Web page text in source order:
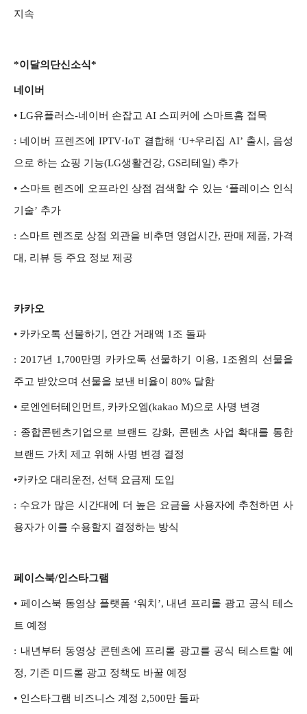
지속
*이달의단신소식*
네이버
• LG유플러스-네이버 손잡고 AI 스피커에 스마트홈 접목
: 네이버 프렌즈에 IPTV·IoT 결합해 ‘U+우리집 AI’ 출시, 음성
으로 하는 쇼핑 기능(LG생활건강, GS리테일) 추가
• 스마트 렌즈에 오프라인 상점 검색할 수 있는 ‘플레이스 인식
기술’ 추가
: 스마트 렌즈로 상점 외관을 비추면 영업시간, 판매 제품, 가격
대, 리뷰 등 주요 정보 제공
카카오
• 카카오톡 선물하기, 연간 거래액 1조 돌파
: 2017년 1,700만명 카카오톡 선물하기 이용, 1조원의 선물을
주고 받았으며 선물을 보낸 비율이 80% 달함
• 로엔엔터테인먼트, 카카오엠(kakao M)으로 사명 변경
: 종합콘텐츠기업으로 브랜드 강화, 콘텐츠 사업 확대를 통한
브랜드 가치 제고 위해 사명 변경 결정
•카카오 대리운전, 선택 요금제 도입
: 수요가 많은 시간대에 더 높은 요금을 사용자에 추천하면 사
용자가 이를 수용할지 결정하는 방식
페이스북/인스타그램
• 페이스북 동영상 플랫폼 ‘워치’, 내년 프리롤 광고 공식 테스
트 예정
: 내년부터 동영상 콘텐츠에 프리롤 광고를 공식 테스트할 예
정, 기존 미드롤 광고 정책도 바꿀 예정
• 인스타그램 비즈니스 계정 2,500만 돌파